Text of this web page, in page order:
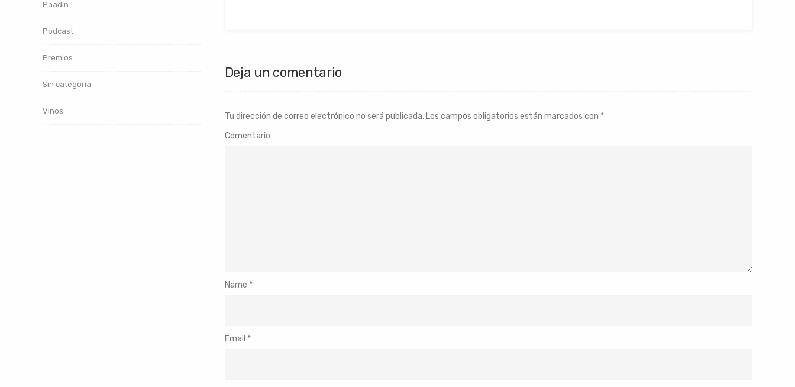
Deja un comentario
Tu dirección de correo electrónico no será publicada. Los campos obligatorios están marcados con *
Comentario
Name *
Email *
Paadín
Podcast
Premios
Sin categoría
Vinos